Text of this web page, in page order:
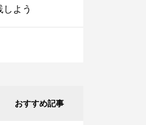
よう
おすすめ記事
part1】
ンする力はみんな